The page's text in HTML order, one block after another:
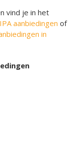
vind je in het
aanbiedingen of
in